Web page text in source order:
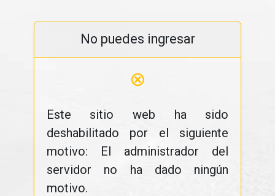
No puedes ingresar
⊗
Este sitio web ha sido
deshabilitado por el siguiente
motivo: El administrador del
servidor no ha dado ningún
motivo.